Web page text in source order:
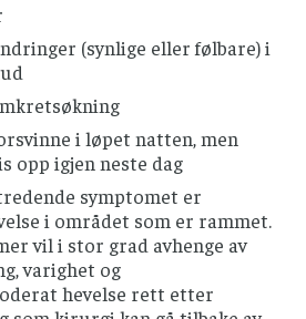
som
Målet er å stimulere
og dermed redusere
Den er svært annerledes enn
som benyttes innenfor
anatomiske forholdene ved
er grunnlaget for manuell
er basert på
av de store lymfeårene, de
(”vannskillene”),
disse linjene og det
(synlige eller følbare) i
i løpet natten, men
opp igjen neste dag
symptomet er
i området som er rammet.
vil i stor grad avhenge av
varighet og
hevelse rett etter